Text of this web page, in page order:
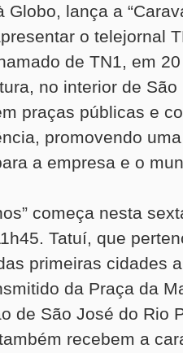
Globo, lança a
o telejornal
de TN1, em
no interior de São
praças públicas e
promovendo
a empresa e o
começa nesta
Tatuí, que
primeiras cidades
da Praça da
de São José do Rio
recebem a